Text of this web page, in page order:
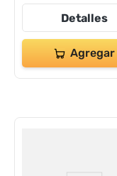
Detalles
Agregar